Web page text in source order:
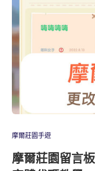
摩爾莊園手遊
摩爾莊園留言